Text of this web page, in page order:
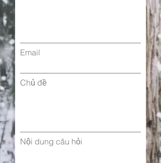
Email
Chủ đề
Nội dung câu hỏi